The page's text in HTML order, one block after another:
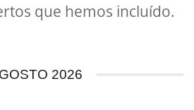
que hemos incluído.
2026